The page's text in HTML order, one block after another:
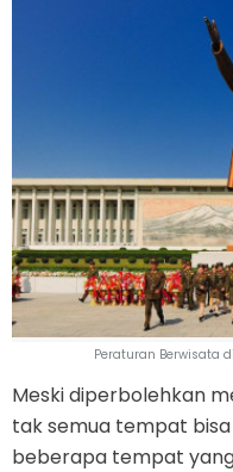
Peraturan Berwisata
Meski diperbolehkan
tak semua tempat
beberapa tempat